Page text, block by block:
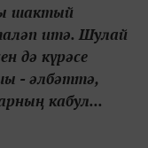
шактый
итә. Шулай
дә күрәсе
- әлбәттә,
кабул...